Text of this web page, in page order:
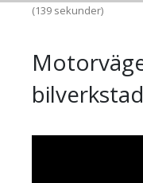
(139 sekunder)
bilverkstad